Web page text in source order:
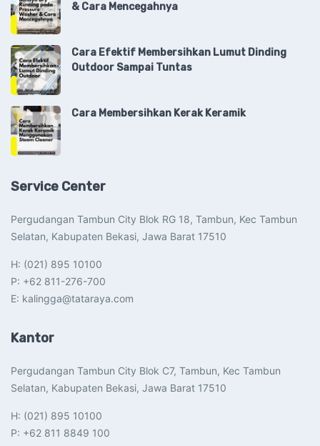
& Cara Mencegahnya
Cara Efektif Membersihkan Lumut Dinding
Outdoor Sampai Tuntas
Cara Membersihkan Kerak Keramik
Service Center
Pergudangan Tambun City Blok RG 18, Tambun, Kec Tambun
Selatan, Kabupaten Bekasi, Jawa Barat 17510​
H: (021) 895 10100
P: +62 811-276-700
E: kalingga@tataraya.com
Kantor
Pergudangan Tambun City Blok C7, Tambun, Kec Tambun
Selatan, Kabupaten Bekasi, Jawa Barat 17510​
H: (021) 895 10100
P: +62 811 8849 100